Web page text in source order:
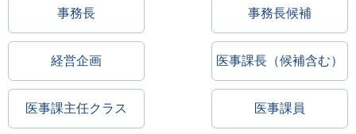
事務長 事務長候補
経営企画 医事課長（候補含む）
医事課主任クラス 医事課員